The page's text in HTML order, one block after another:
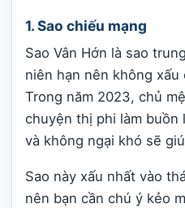
1. Sao chiếu mạng
Sao Vân Hớn là sao
niên hạn nên không
Trong năm 2023, chủ
chuyện thị phi làm
và không ngại khó sẽ
Sao này xấu nhất vào
nên bạn cần chú ý kẻo